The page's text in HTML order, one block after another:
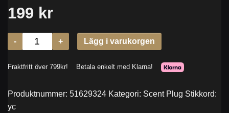
Produktnummer: 51629324 Kategori: Scent Plug Stikkord:
yc